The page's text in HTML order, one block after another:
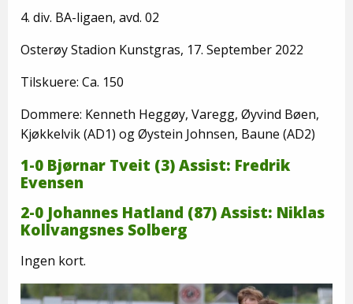
4. div. BA-ligaen, avd. 02
Osterøy Stadion Kunstgras, 17. September 2022
Tilskuere: Ca. 150
Dommere: Kenneth Heggøy, Varegg, Øyvind Bøen,
Kjøkkelvik (AD1) og Øystein Johnsen, Baune (AD2)
1-0 Bjørnar Tveit (3) Assist: Fredrik
Evensen
2-0 Johannes Hatland (87) Assist: Niklas
Kollvangsnes Solberg
Ingen kort.